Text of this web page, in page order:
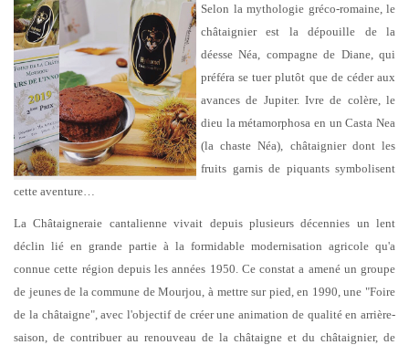
Selon la mythologie gréco-romaine, le
châtaignier est la dépouille de la
déesse Néa, compagne de Diane, qui
préféra se tuer plutôt que de céder aux
avances de Jupiter. Ivre de colère, le
dieu la métamorphosa en un Casta Nea
(la chaste Néa), châtaignier dont les
fruits garnis de piquants symbolisent
cette aventure…
La Châtaigneraie cantalienne vivait depuis plusieurs décennies un lent
déclin lié en grande partie à la formidable modernisation agricole qu'a
connue cette région depuis les années 1950. Ce constat a amené un groupe
de jeunes de la commune de Mourjou, à mettre sur pied, en 1990, une "Foire
de la châtaigne", avec l'objectif de créer une animation de qualité en arrière-
saison, de contribuer au renouveau de la châtaigne et du châtaignier, de